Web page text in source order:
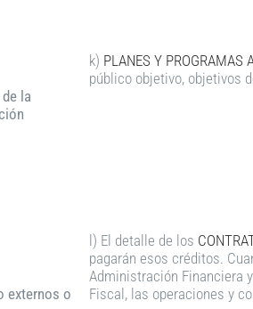
la
k) PLANES Y PROGRAMAS
público objetivo, objetivos
externos o
l) El detalle de los
pagarán esos créditos.
Administración Financiera
Fiscal, las operaciones y